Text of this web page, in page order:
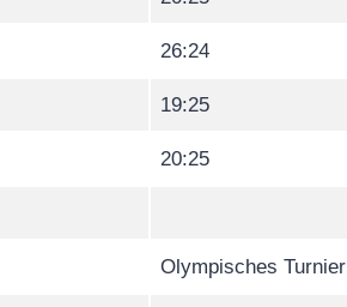
26:24
19:25
20:25
Olympisches Turnier